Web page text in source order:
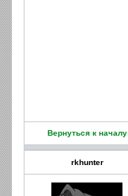
Вернуться к началу
rkhunter